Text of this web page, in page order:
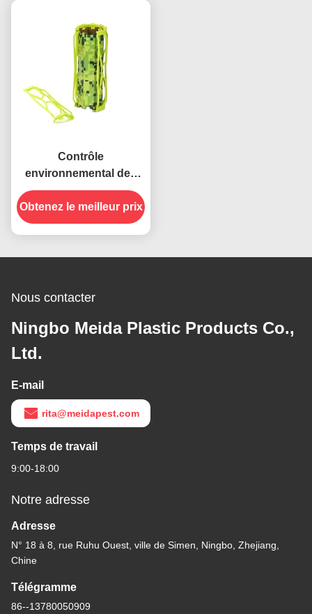
Contrôle
environnemental des
ravageurs Prise
d'insectes piège
collante avec du papier
Obtenez le meilleur prix
Nous contacter
Ningbo Meida Plastic Products Co.,
Ltd.
E-mail
rita@meidapest.com
Temps de travail
9:00-18:00
Notre adresse
Adresse
N° 18 à 8, rue Ruhu Ouest, ville de Simen, Ningbo, Zhejiang,
Chine
Télégramme
86--13780050909